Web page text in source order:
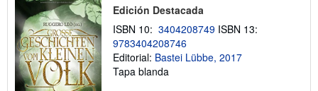
r
a
Edición Destacada
ISBN 10: 3404208749 ISBN 13:
9783404208746
Editorial: Bastei Lübbe, 2017
Tapa blanda